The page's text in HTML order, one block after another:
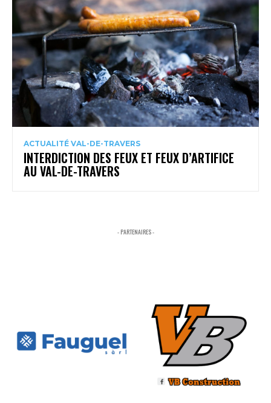
ACTUALITÉ VAL-DE-TRAVERS
INTERDICTION DES FEUX ET FEUX D’ARTIFICE
AU VAL-DE-TRAVERS
- PARTENAIRES -